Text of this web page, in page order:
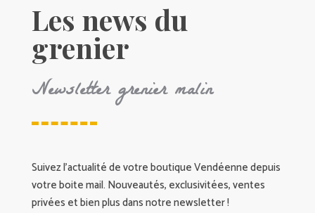
Les news du
grenier
Newsletter grenier malin
Suivez l’actualité de votre boutique Vendéenne depuis
votre boite mail. Nouveautés, exclusivitées, ventes
privées et bien plus dans notre newsletter !